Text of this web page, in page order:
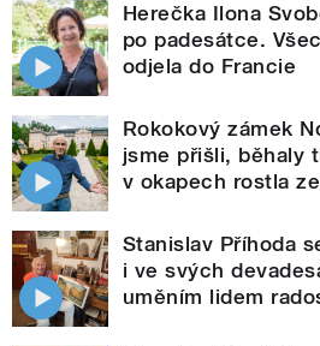
Herečka Ilona
po padesátce.
odjela do Francie
Rokokový zámek
jsme přišli, běhaly
v okapech rostla
Stanislav Příhoda
i ve svých
uměním lidem